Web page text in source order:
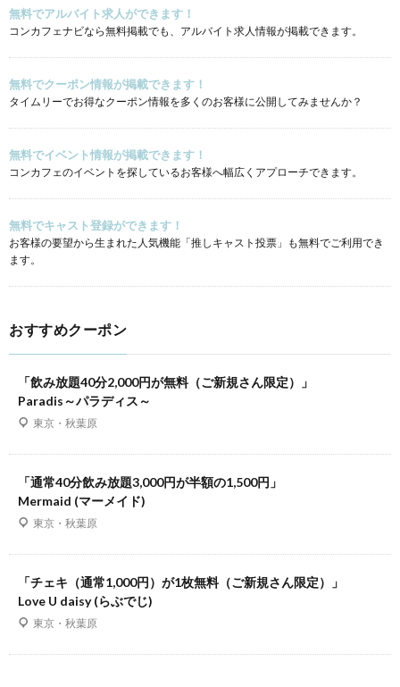
無料でアルバイト求人ができます！
コンカフェナビなら無料掲載でも、アルバイト求人情報が掲載できます。
無料でクーポン情報が掲載できます！
タイムリーでお得なクーポン情報を多くのお客様に公開してみませんか？
無料でイベント情報が掲載できます！
コンカフェのイベントを探しているお客様へ幅広くアプローチできます。
無料でキャスト登録ができます！
お客様の要望から生まれた人気機能「推しキャスト投票」も無料でご利用でき
ます。
おすすめクーポン
「飲み放題40分2,000円が無料（ご新規さん限定）」
Paradis～パラディス～
東京・秋葉原
「通常40分飲み放題3,000円が半額の1,500円」
Mermaid (マーメイド)
東京・秋葉原
「チェキ（通常1,000円）が1枚無料（ご新規さん限定）」
Love U daisy (らぶでじ)
東京・秋葉原